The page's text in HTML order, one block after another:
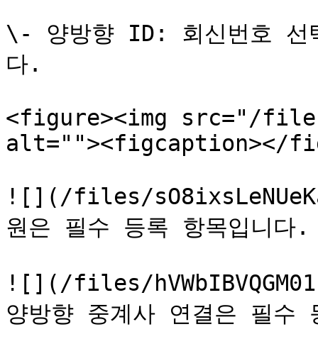
\- 양방향 ID: 회신번호 선
다.
<figure><img src="/files/
alt=""><figcaption></
![](/files/
원은 필수 등록 항목입니다.
![](/files/
양방향 중계사 연결은 필수